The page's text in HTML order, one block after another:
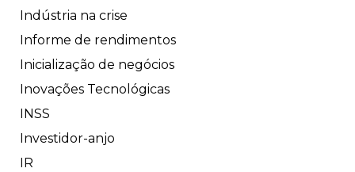
Indústria na crise
Informe de rendimentos
Inicialização de negócios
Inovações Tecnológicas
INSS
Investidor-anjo
IR